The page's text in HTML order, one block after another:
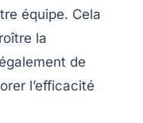
équipe. Cela
la
de
l’efficacité